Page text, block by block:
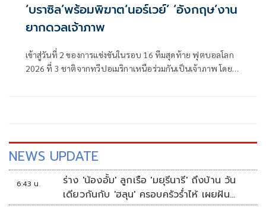
‘บราซิล’พร้อมพิฆาต‘นอร์เวย์’ ‘อังกฤษ’งาน
ยากดวลเจ้าภาพ
เข้าสู่วันที่ 2 ของการแข่งขันในรอบ 16 ทีมสุดท้าย ฟุตบอลโลก
2026 ที่ 3 ชาติจากทวีปอเมริกาเหนือร่วมกันเป็นเจ้าภาพ โดย
NEWS UPDATE
6:43 น.
ร่าง 'น้องอั้ม' ลูกเรือ 'มยุรีนารี' ถึงบ้าน วัน
เดียวกันกับ 'ฮลุน' ครอบครัวร่ำไห้ เผยฝัน